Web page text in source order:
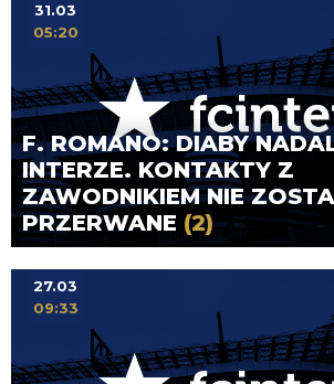
F. ROMANO: DIABY
INTERZE. KONTAKTY Z
ZAWODNIKIEM NIE
PRZERWANE (2)
31.03
05:20
27.03
09:33